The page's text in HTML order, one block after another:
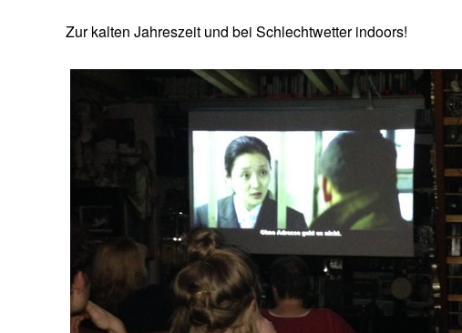
Zur kalten Jahreszeit und bei Schlechtwetter indoors!